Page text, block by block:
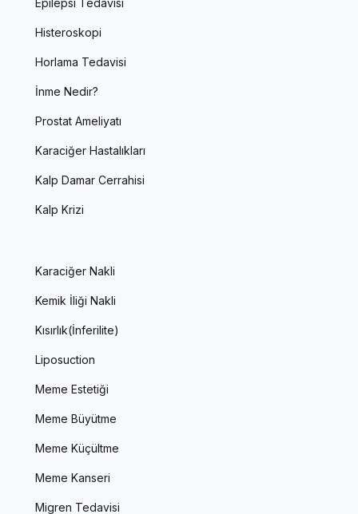
Epilepsi Tedavisi
Histeroskopi
Horlama Tedavisi
İnme Nedir?
Prostat Ameliyatı
Karaciğer Hastalıkları
Kalp Damar Cerrahisi
Kalp Krizi
Karaciğer Nakli
Kemik İliği Nakli
Kısırlık(İnferilite)
Liposuction
Meme Estetiği
Meme Büyütme
Meme Küçültme
Meme Kanseri
Migren Tedavisi